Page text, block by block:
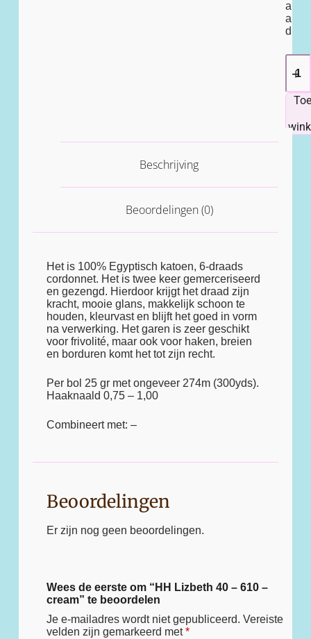
a
a
d
Beschrijving
Beoordelingen (0)
Het is 100% Egyptisch katoen, 6-draads
cordonnet. Het is twee keer gemerceriseerd
en gezengd. Hierdoor krijgt het draad zijn
kracht, mooie glans, makkelijk schoon te
houden, kleurvast en blijft het goed in vorm
na verwerking. Het garen is zeer geschikt
voor frivolité, maar ook voor haken, breien
en borduren komt het tot zijn recht.
Per bol 25 gr met ongeveer 274m (300yds).
Haaknaald 0,75 – 1,00
Combineert met: –
Beoordelingen
Er zijn nog geen beoordelingen.
Wees de eerste om “HH Lizbeth 40 – 610 –
cream” te beoordelen
Je e-mailadres wordt niet gepubliceerd. Vereiste
velden zijn gemarkeerd met*